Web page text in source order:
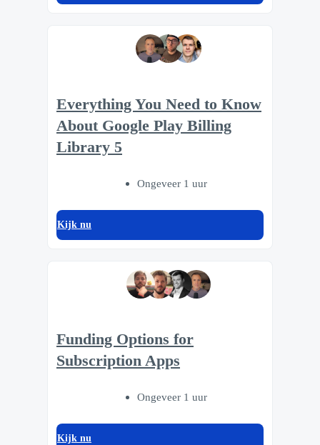
Everything You Need to Know
About Google Play Billing
Library 5
Ongeveer 1 uur
Kijk nu
Funding Options for
Subscription Apps
Ongeveer 1 uur
Kijk nu